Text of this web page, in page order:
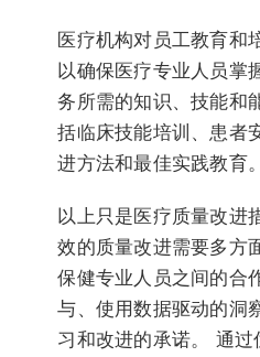
医疗机构对员工教育和
以确保医疗专业人员掌
务所需的知识、技能和
括临床技能培训、患者
进方法和最佳实践教育。
以上只是医疗质量改进
效的质量改进需要多方
保健专业人员之间的合
与、使用数据驱动的洞
习和改进的承诺。 通过